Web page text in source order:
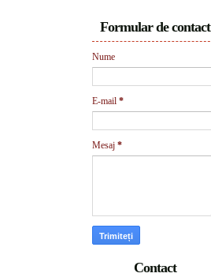
Formular de contact
Nume
E-mail *
Mesaj *
Contact